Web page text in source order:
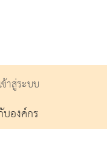
เข้าสู่ระบบ
บองค์กร